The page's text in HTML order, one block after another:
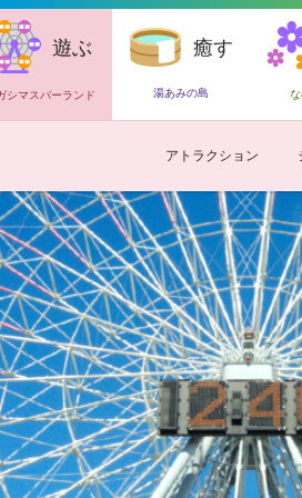
遊ぶ
シマスパーランド
癒す
湯あみの島
アトラクション